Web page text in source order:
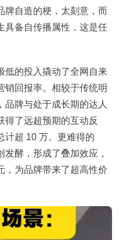
牌自造的梗，太刻意，而
具备自传播属性，这是任
低的投入撬动了全网自来
销回报率。相较于传统明
牌与处于成长期的达人
得了远超预期的互动反
计超 10 万。更难得的
酵，形成了叠加效应，
，为品牌带来了超高性价